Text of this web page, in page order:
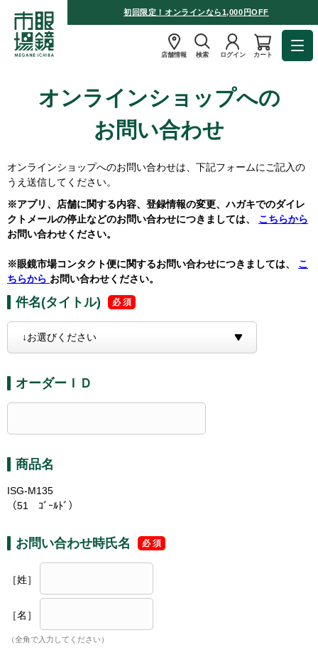
初回限定！オンラインなら1,000円OFF
店舗情報 検索 ログイン カート
オンラインショップへの
お問い合わせ
オンラインショップへのお問い合わせは、下記フォームにご記入の
うえ送信してください。
※アプリ、店舗に関する内容、登録情報の変更、ハガキでのダイレ
クトメールの停止などのお問い合わせにつきましては、 こちらから
お問い合わせください。
※眼鏡市場コンタクト便に関するお問い合わせにつきましては、 こ
ちらから お問い合わせください。
件名(タイトル)
オーダーＩＤ
商品名
ISG-M135
（51 ｺﾞｰﾙﾄﾞ）
お問い合わせ時氏名
［姓］
［名］
（全角で入力してください）